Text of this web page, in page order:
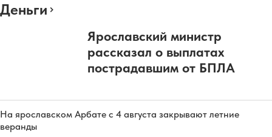
Деньги
Ярославский министр
рассказал о выплатах
пострадавшим от БПЛА
На ярославском Арбате с 4 августа закрывают летние
веранды